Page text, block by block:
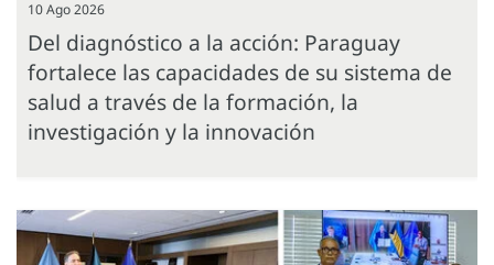
10 Ago 2026
Del diagnóstico a la acción: Paraguay
fortalece las capacidades de su sistema de
salud a través de la formación, la
investigación y la innovación